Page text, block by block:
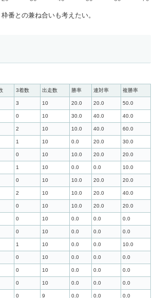
番との兼ね合いも考えたい。
3着数 出走数 勝率 連対率 複勝率
3 10 20.0 20.0 50.0
0 10 30.0 40.0 40.0
2 10 10.0 40.0 60.0
1 10 0.0 20.0 30.0
0 10 10.0 20.0 20.0
1 10 0.0 0.0 10.0
0 10 10.0 20.0 20.0
2 10 10.0 20.0 40.0
0 10 10.0 20.0 20.0
0 10 0.0 0.0 0.0
0 10 0.0 0.0 0.0
1 10 0.0 0.0 10.0
0 10 0.0 0.0 0.0
0 10 0.0 0.0 0.0
0 10 0.0 0.0 0.0
0 9 0.0 0.0 0.0